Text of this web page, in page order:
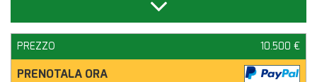
PREZZO 10.500 €
PRENOTALA ORA